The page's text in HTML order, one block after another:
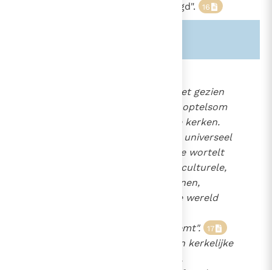
hel haar nooit hebben overweldigd". 16
"De universele Kerk moet niet gezien
worden als een eenvoudige optelsom
of federatie van particuliere kerken.
Maar het is veeleer de Kerk, universeel
door roeping en zending, die wortelt
in een verscheidenheid van culturele,
sociale en menselijke terreinen,
waarbij zij in elk deel van de wereld
uitdrukkingsvormen aanneemt". 17
De rijke verscheidenheid van kerkelijke
disciplines, liturgische riten,